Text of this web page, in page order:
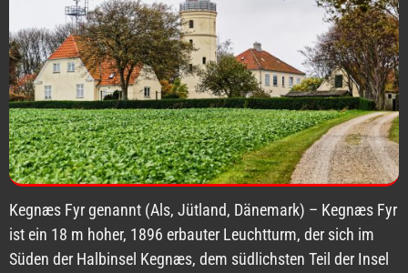
Kegnæs Fyr genannt (Als, Jütland, Dänemark) – Kegnæs Fyr
ist ein 18 m hoher, 1896 erbauter Leuchtturm, der sich im
Süden der Halbinsel Kegnæs, dem südlichsten Teil der Insel